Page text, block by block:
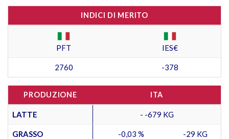
INDICI DI MERITO
PFT IES€
2760 -378
PRODUZIONE ITA
LATTE - -679 KG
GRASSO -0,03 % -29 KG